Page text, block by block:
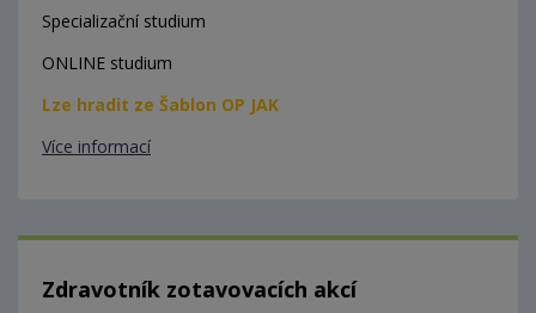
Specializační studium
ONLINE studium
Lze hradit ze Šablon OP JAK
Více informací
Zdravotník zotavovacích akcí